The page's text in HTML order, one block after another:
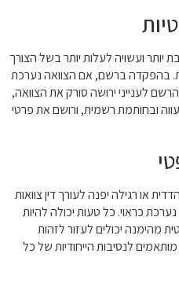
יותר ועשויה לעלות יותר בשל הצורך
בהפקדה ברשם, אם הצוואה נערכת
לענייני ירושה סורק את הצוואה,
ובחותמת רשמית, ורושם את פרטי
או רגילה יפנה לעורך דין צוואות
נערכת כראוי. כל טעות יכולה להיות
מהימנה יכולים לעזור לזהות
מותאמים לנסיבות הייחודיות של כל